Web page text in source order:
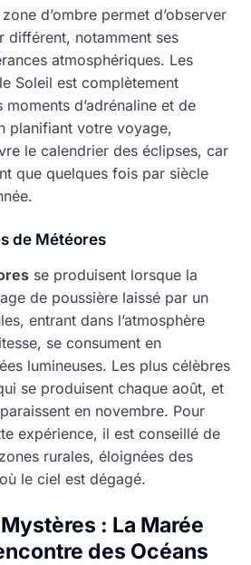
d’ombre permet d’observer
différent, notamment ses
atmosphériques. Les
Soleil est complètement
d’adrénaline et de
planifiant votre voyage,
le calendrier des éclipses, car
que quelques fois par siècle
de Météores
se produisent lorsque la
de poussière laissé par un
entrant dans l’atmosphère
se consument en
lumineuses. Les plus célèbres
se produisent chaque août, et
en novembre. Pour
expérience, il est conseillé de
rurales, éloignées des
le ciel est dégagé.
: La Marée
des Océans